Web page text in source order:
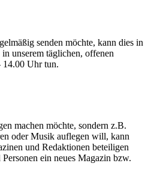
senden möchte, kann dies in
unserem täglichen, offenen
14.00 Uhr tun.
machen möchte, sondern z.B.
oder Musik auflegen will, kann
und Redaktionen beteiligen
ein neues Magazin bzw.